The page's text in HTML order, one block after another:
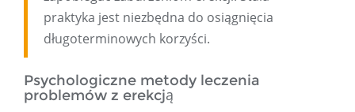
praktyka jest niezbędna do osiągnięcia
długoterminowych korzyści.
Psychologiczne metody leczenia
problemów z erekcją